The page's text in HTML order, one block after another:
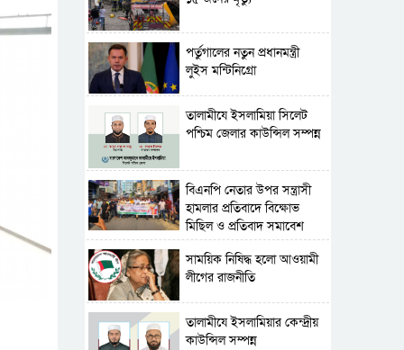
পর্তুগালের নতুন প্রধানমন্ত্রী
লুইস মন্টিনিগ্রো
‎তালামীযে ইসলামিয়া সিলেট
পশ্চিম জেলার কাউন্সিল সম্পন্ন
বিএনপি নেতার উপর সন্ত্রাসী
হামলার প্রতিবাদে বিক্ষোভ
মিছিল ও প্রতিবাদ সমাবেশ
সাময়িক নিষিদ্ধ হলো আওয়ামী
লীগের রাজনীতি
‎তালামীযে ইসলামিয়ার কেন্দ্রীয়
কাউন্সিল সম্পন্ন